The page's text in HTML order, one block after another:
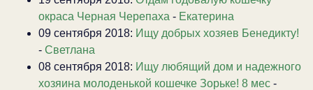
окраса Черная Черепаха - Екатерина
09 сентября 2018: Ищу добрых хозяев Бенедикту!
- Светлана
08 сентября 2018: Ищу любящий дом и надежного
хозяина молоденькой кошечке Зорьке! 8 мес -